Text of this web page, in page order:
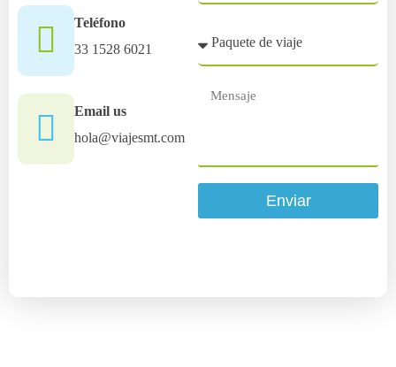
Teléfono
33 1528 6021
Email us
hola@viajesmt.com
Enviar